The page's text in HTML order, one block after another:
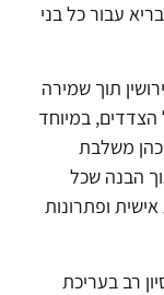
עבור כל בני
תוך שמירה
במיוחד
כהן משלבת
הבנה שכל
ופתרונות
רב בעריכת